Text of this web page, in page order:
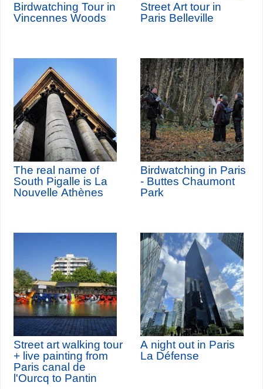
Birdwatching Tour in
Vincennes Woods
Street Art tour in
Paris Belleville
The real name of
South Pigalle is La
Nouvelle Athènes
Birdwatching in Paris
- Buttes Chaumont
Park
Street art walking tour
+ live painting from
Paris canal de
l'Ourcq to Pantin
A night out in Paris
La Défense